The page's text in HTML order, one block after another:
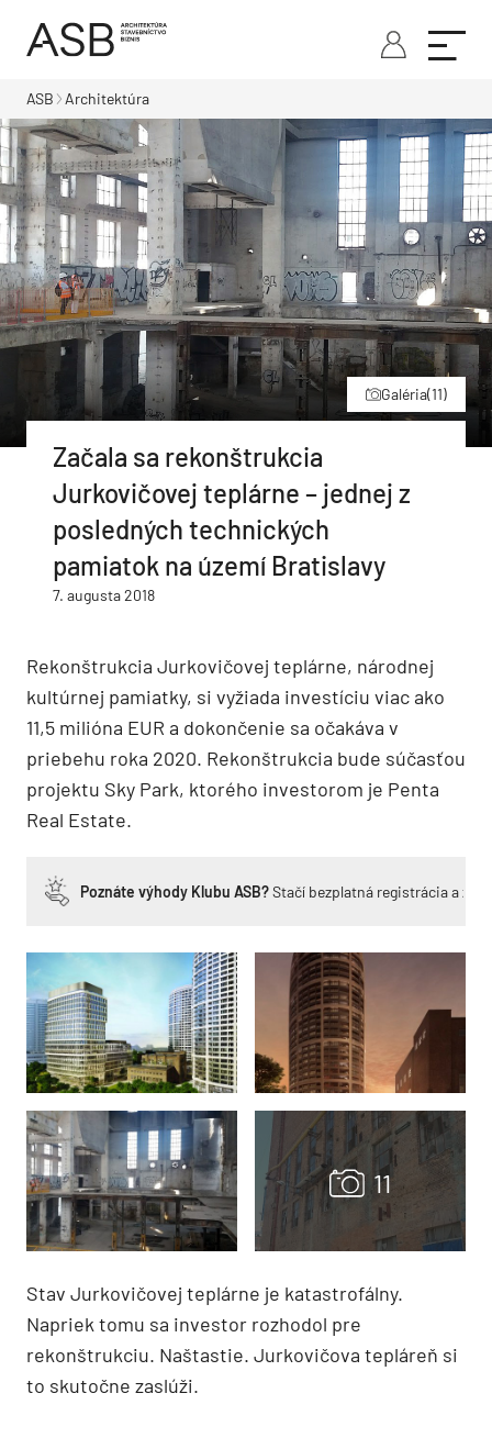
ASB Architektúra
Galéria(11)
Začala sa rekonštrukcia
Jurkovičovej teplárne – jednej z
posledných technických
pamiatok na území Bratislavy
7. augusta 2018
Rekonštrukcia Jurkovičovej teplárne, národnej
kultúrnej pamiatky, si vyžiada investíciu viac ako
11,5 milióna EUR a dokončenie sa očakáva v
priebehu roka 2020. Rekonštrukcia bude súčasťou
projektu Sky Park, ktorého investorom je Penta
Real Estate.
Poznáte výhody Klubu ASB?Stačí bezplatná registrácia a
Stav Jurkovičovej teplárne je katastrofálny.
Napriek tomu sa investor rozhodol pre
rekonštrukciu. Naštastie. Jurkovičova tepláreň si
to skutočne zaslúži.